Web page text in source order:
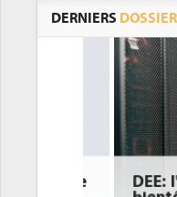
DERNIERS
DEE: